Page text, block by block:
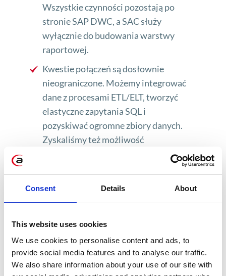
Consent Details About
This website uses cookies
We use cookies to personalise content and ads, to
provide social media features and to analyse our traffic.
We also share information about your use of our site with
Wszystkie czynności pozostają po
stronie SAP DWC, a SAC służy
wyłącznie do budowania warstwy
raportowej.
Kwestie połączeń są dosłownie
nieograniczone. Możemy integrować
dane z procesami ETL/ELT, tworzyć
elastyczne zapytania SQL i
pozyskiwać ogromne zbiory danych.
Zyskaliśmy też możliwość
Bezpieczeństwo danych i zgodność w
rozwiązaniach chmurowych –
wiele wątpliwości – w SAP DWC
odgrywają kluczową rolę. Występuje
tu szereg zabezpieczeń – szyfrowanie
danych, szczegółowa kontrola